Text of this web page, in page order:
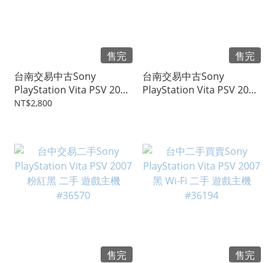
售完
台南交易中古Sony
PlayStation Vita PSV 2007
黑 Wi-Fi 二手 電玩主機
NT$2,800
售完
台南交易中古Sony
PlayStation Vita PSV 2007
售完
售完